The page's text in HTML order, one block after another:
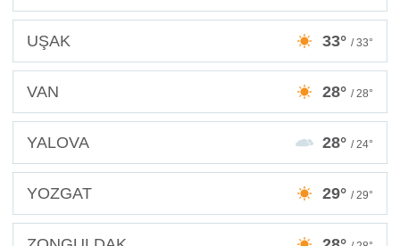
UŞAK 33° / 33°
VAN 28° / 28°
YALOVA 28° / 24°
YOZGAT 29° / 29°